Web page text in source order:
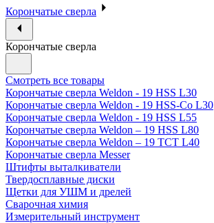
Корончатые сверла
Корончатые сверла
Смотреть все товары
Корончатые сверла Weldon - 19 HSS L30
Корончатые сверла Weldon - 19 HSS-Co L30
Корончатые сверла Weldon - 19 HSS L55
Корончатые сверла Weldon – 19 HSS L80
Корончатые сверла Weldon – 19 TCT L40
Корончатые сверла Messer
Штифты выталкиватели
Твердосплавные диски
Щетки для УШМ и дрелей
Сварочная химия
Измерительный инструмент